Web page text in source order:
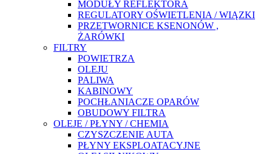
MODUŁY REFLEKTORA
REGULATORY OŚWIETLENIA / WIĄZKI
PRZETWORNICE KSENONÓW ,
ŻARÓWKI
FILTRY
POWIETRZA
OLEJU
PALIWA
KABINOWY
POCHŁANIACZE OPARÓW
OBUDOWY FILTRA
OLEJE / PŁYNY / CHEMIA
CZYSZCZENIE AUTA
PŁYNY EKSPLOATACYJNE